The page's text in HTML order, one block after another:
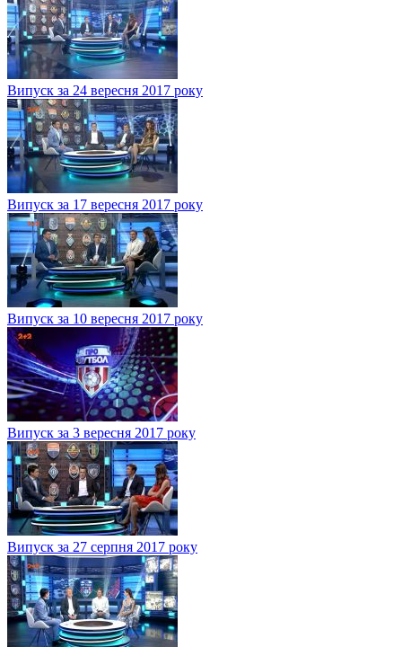
Випуск за 24 вересня 2017 року
Випуск за 17 вересня 2017 року
Випуск за 10 вересня 2017 року
Випуск за 3 вересня 2017 року
Випуск за 27 серпня 2017 року